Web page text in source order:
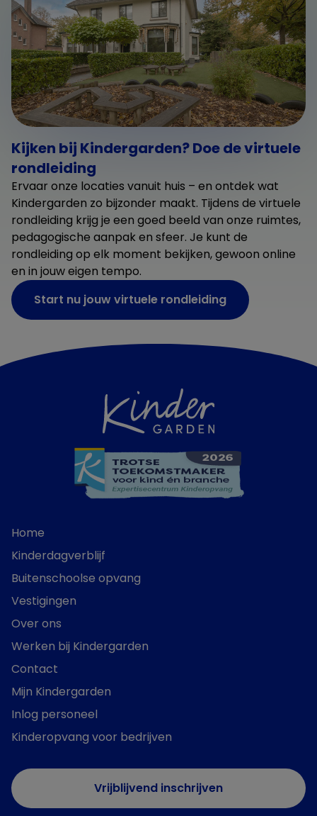
Kijken bij Kindergarden? Doe de virtuele
rondleiding
Ervaar onze locaties vanuit huis – en ontdek wat
Kindergarden zo bijzonder maakt. Tijdens de virtuele
rondleiding krijg je een goed beeld van onze ruimtes,
pedagogische aanpak en sfeer. Je kunt de
rondleiding op elk moment bekijken, gewoon online
en in jouw eigen tempo.
Start nu jouw virtuele rondleiding
Home
Kinderdagverblijf
Buitenschoolse opvang
Vestigingen
Over ons
Werken bij Kindergarden
Contact
Mijn Kindergarden
Inlog personeel
Kinderopvang voor bedrijven
Vrijblijvend inschrijven